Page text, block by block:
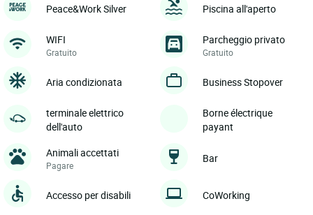
Peace&Work Silver Piscina all'aperto
WIFI
Gratuito
Parcheggio privato
Gratuito
Aria condizionata Business Stopover
terminale elettrico
dell'auto
Borne électrique
payant
Animali accettati
Pagare
Bar
Accesso per disabili CoWorking